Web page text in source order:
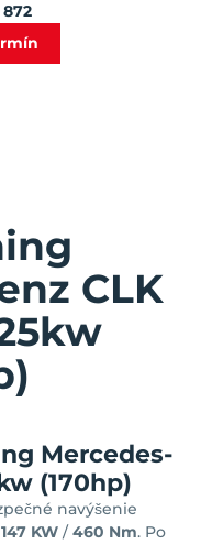
872
CLK
Mercedes-
(170hp)
navýšenie
147 KW /460 Nm. Po